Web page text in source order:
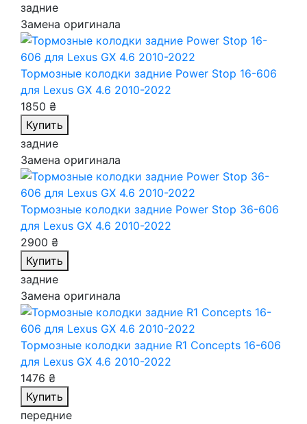
задние
Замена оригинала
Тормозные колодки задние Power Stop 16-606
для Lexus GX 4.6 2010-2022
1850 ₴
Купить
задние
Замена оригинала
Тормозные колодки задние Power Stop 36-606
для Lexus GX 4.6 2010-2022
2900 ₴
Купить
задние
Замена оригинала
Тормозные колодки задние R1 Concepts 16-606
для Lexus GX 4.6 2010-2022
1476 ₴
Купить
передние